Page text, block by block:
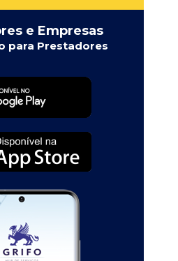
e Empresas
para Prestadores